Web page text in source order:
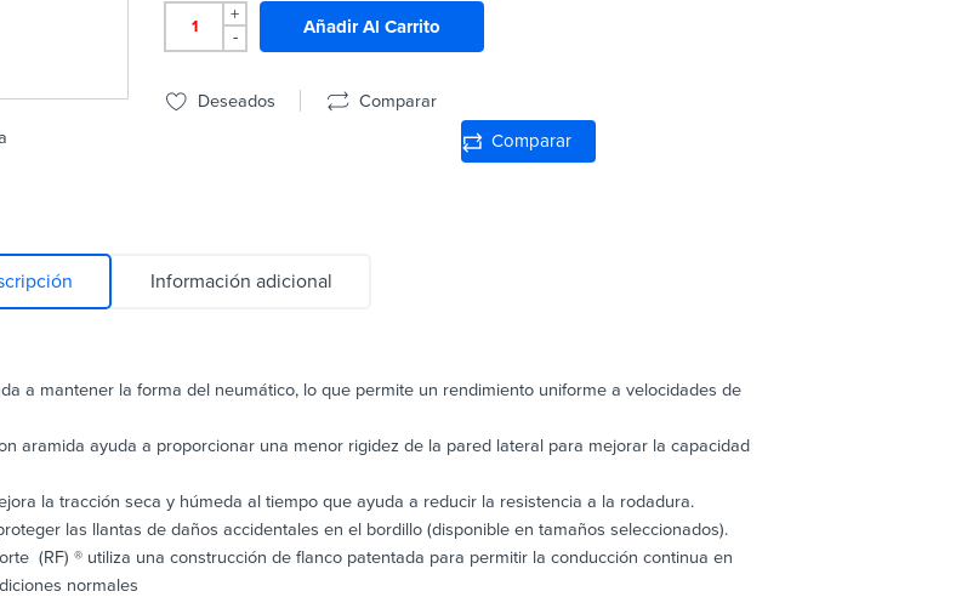
+
-
Añadir Al Carrito
Deseados Comparar
Comparar
Información adicional
a mantener la forma del neumático, lo que permite un rendimiento uniforme a velocidades de
aramida ayuda a proporcionar una menor rigidez de la pared lateral para mejorar la capacidad
la tracción seca y húmeda al tiempo que ayuda a reducir la resistencia a la rodadura.
las llantas de daños accidentales en el bordillo (disponible en tamaños seleccionados).
(RF) ® utiliza una construcción de flanco patentada para permitir la conducción continua en
normales